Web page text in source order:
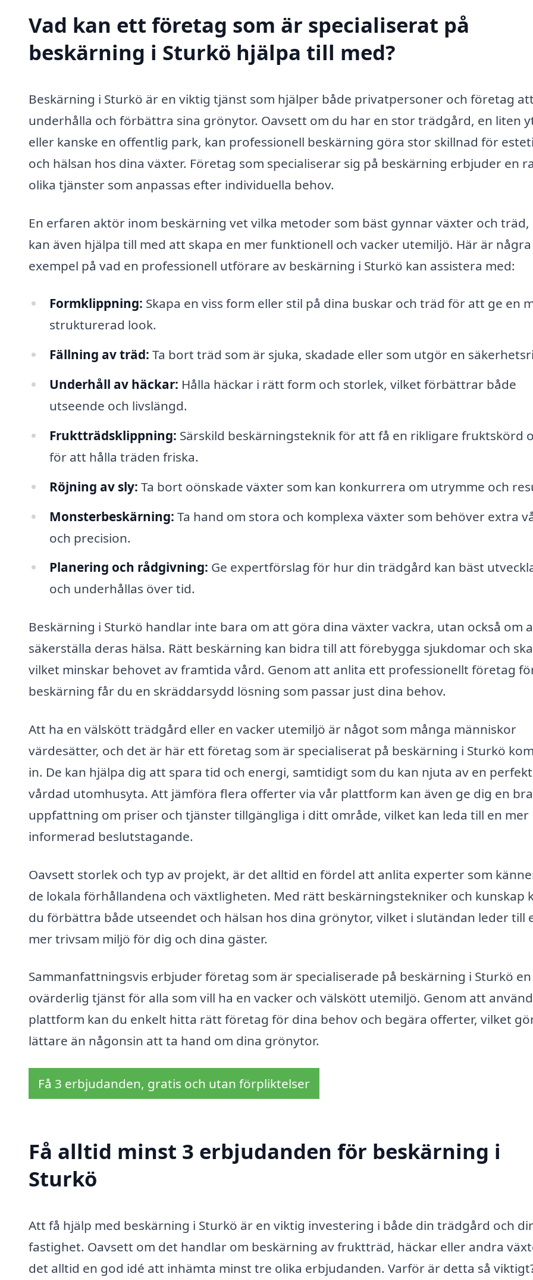
Vad kan ett företag som är specialiserat på
beskärning i Sturkö hjälpa till med?
Beskärning i Sturkö är en viktig tjänst som hjälper både privatpersoner och företag att
underhålla och förbättra sina grönytor. Oavsett om du har en stor trädgård, en liten
eller kanske en offentlig park, kan professionell beskärning göra stor skillnad för
och hälsan hos dina växter. Företag som specialiserar sig på beskärning erbjuder en
olika tjänster som anpassas efter individuella behov.
En erfaren aktör inom beskärning vet vilka metoder som bäst gynnar växter och träd,
kan även hjälpa till med att skapa en mer funktionell och vacker utemiljö. Här är några
exempel på vad en professionell utförare av beskärning i Sturkö kan assistera med:
Formklippning: Skapa en viss form eller stil på dina buskar och träd för att ge en
strukturerad look.
Fällning av träd: Ta bort träd som är sjuka, skadade eller som utgör en
Underhåll av häckar: Hålla häckar i rätt form och storlek, vilket förbättrar både
utseende och livslängd.
Fruktträdsklippning: Särskild beskärningsteknik för att få en rikligare fruktskörd
för att hålla träden friska.
Röjning av sly: Ta bort oönskade växter som kan konkurrera om utrymme och
Monsterbeskärning: Ta hand om stora och komplexa växter som behöver extra
och precision.
Planering och rådgivning: Ge expertförslag för hur din trädgård kan bäst
och underhållas över tid.
Beskärning i Sturkö handlar inte bara om att göra dina växter vackra, utan också om
säkerställa deras hälsa. Rätt beskärning kan bidra till att förebygga sjukdomar och
vilket minskar behovet av framtida vård. Genom att anlita ett professionellt företag
beskärning får du en skräddarsydd lösning som passar just dina behov.
Att ha en välskött trädgård eller en vacker utemiljö är något som många människor
värdesätter, och det är här ett företag som är specialiserat på beskärning i Sturkö
in. De kan hjälpa dig att spara tid och energi, samtidigt som du kan njuta av en perfekt
vårdad utomhusyta. Att jämföra flera offerter via vår plattform kan även ge dig en bra
uppfattning om priser och tjänster tillgängliga i ditt område, vilket kan leda till en mer
informerad beslutstagande.
Oavsett storlek och typ av projekt, är det alltid en fördel att anlita experter som
de lokala förhållandena och växtligheten. Med rätt beskärningstekniker och kunskap
du förbättra både utseendet och hälsan hos dina grönytor, vilket i slutändan leder till
mer trivsam miljö för dig och dina gäster.
Sammanfattningsvis erbjuder företag som är specialiserade på beskärning i Sturkö en
ovärderlig tjänst för alla som vill ha en vacker och välskött utemiljö. Genom att
plattform kan du enkelt hitta rätt företag för dina behov och begära offerter, vilket
lättare än någonsin att ta hand om dina grönytor.
Få 3 erbjudanden, gratis och utan förpliktelser
Få alltid minst 3 erbjudanden för beskärning i
Sturkö
Att få hjälp med beskärning i Sturkö är en viktig investering i både din trädgård och
fastighet. Oavsett om det handlar om beskärning av fruktträd, häckar eller andra
det alltid en god idé att inhämta minst tre olika erbjudanden. Varför är detta så